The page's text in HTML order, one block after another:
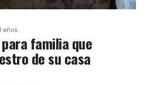
años
familia que
de su casa